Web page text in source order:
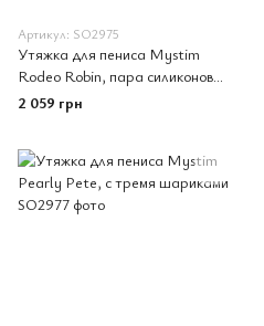
Артикул: SO2975
Утяжка для пениса Mystim
Rodeo Robin, пара силиконовых
токопроводящих лассо
2 059 грн